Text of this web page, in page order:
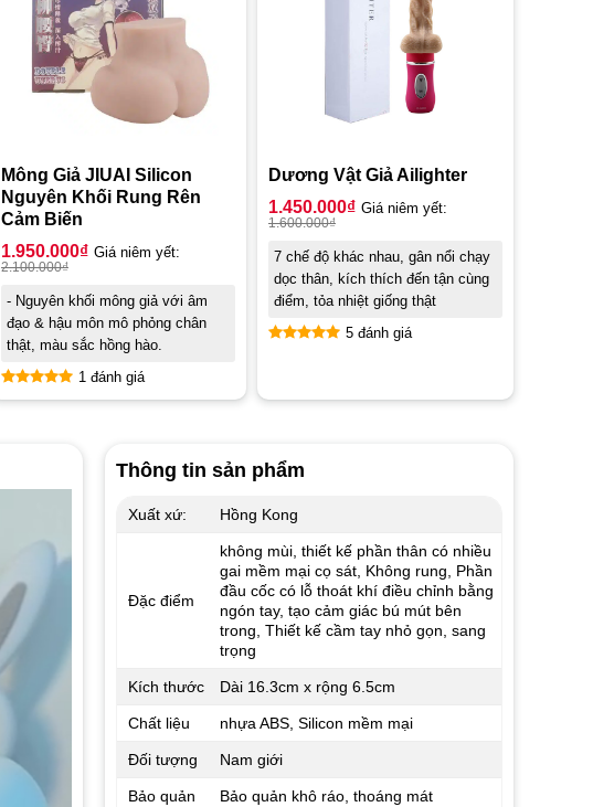
Mông Giả JIUAI Silicon
Nguyên Khối Rung Rên
Cảm Biến
Được xếp
1.950.000₫ Giá niêm yết:
2.100.000₫
- Nguyên khối mông giả với âm
đạo & hậu môn mô phỏng chân
thật, màu sắc hồng hào.
1 đánh giá
Dương Vật Giả Ailighter
1.450.000₫ Giá niêm yết:
1.600.000₫
7 chế độ khác nhau, gân nổi chạy
dọc thân, kích thích đến tận cùng
điểm, tỏa nhiệt giống thật
5 đánh giá
Thông tin sản phẩm
Xuất xứ: Hồng Kong
Đặc điểm
không mùi, thiết kế phần thân có nhiều
gai mềm mại cọ sát, Không rung, Phần
đầu cốc có lỗ thoát khí điều chỉnh bằng
ngón tay, tạo cảm giác bú mút bên
trong, Thiết kế cầm tay nhỏ gọn, sang
trọng
Kích thước Dài 16.3cm x rộng 6.5cm
Chất liệu nhựa ABS, Silicon mềm mại
Đối tượng Nam giới
Bảo quản Bảo quản khô ráo, thoáng mát